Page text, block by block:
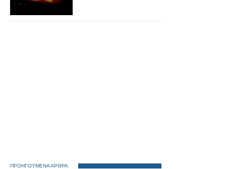
ΠΡΟΗΓΟΥΜΕΝΑ ΑΡΘΡΑ